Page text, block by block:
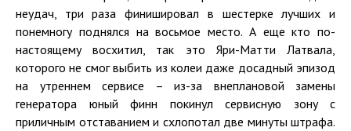
неудач, три раза финишировал в шестерке лучших и
понемногу поднялся на восьмое место. А еще кто по-
настоящему восхитил, так это Яри-Матти Латвала,
которого не смог выбить из колеи даже досадный эпизод
на утреннем сервисе – из-за внеплановой замены
генератора юный финн покинул сервисную зону с
приличным отставанием и схлопотал две минуты штрафа.